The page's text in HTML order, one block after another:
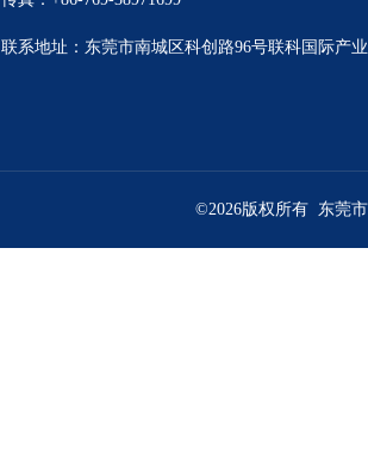
联系地址：东莞市南城区科创路96号联科国际产
©2026版权所有 东莞